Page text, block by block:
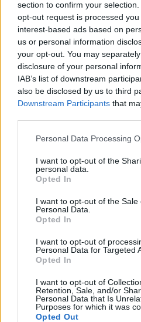
section to confirm your
opt-out request is processed
interest-based ads based on
us or personal information
your opt-out. You may
disclosure of your personal
IAB’s list of downstream
also be disclosed by us to third
Downstream Participants that
Personal Data Processing
I want to opt-out of the
personal data.
Opted In
I want to opt-out of the Sale
Personal Data.
Opted In
I want to opt-out of
Personal Data for Targeted
Opted In
I want to opt-out of
Retention, Sale, and/or
Personal Data that Is
Purposes for which it was
Opted Out